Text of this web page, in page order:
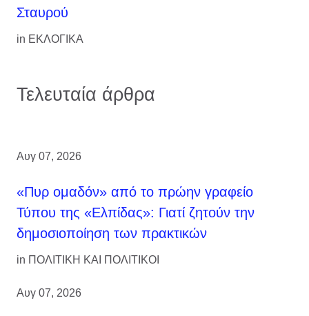
Σταυρού
in ΕΚΛΟΓΙΚΑ
Τελευταία άρθρα
Αυγ 07, 2026
«Πυρ ομαδόν» από το πρώην γραφείο
Τύπου της «Ελπίδας»: Γιατί ζητούν την
δημοσιοποίηση των πρακτικών
in ΠΟΛΙΤΙΚΗ ΚΑΙ ΠΟΛΙΤΙΚΟΙ
Αυγ 07, 2026